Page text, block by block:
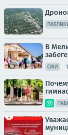
В
забеге
СМИ